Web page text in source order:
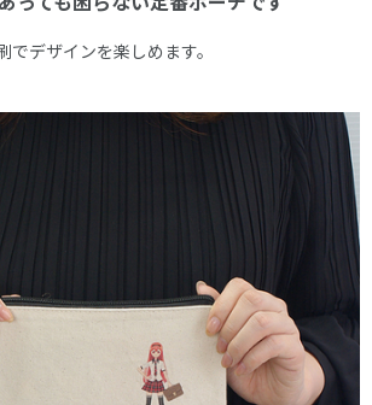
デザインを楽しめます。